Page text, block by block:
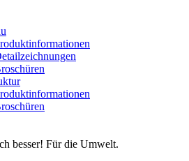
besser! Für die Umwelt.